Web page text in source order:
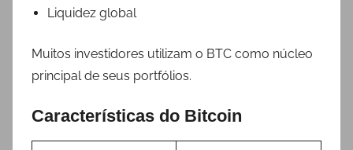
Liquidez global
Muitos investidores utilizam o BTC como núcleo
principal de seus portfólios.
Características do Bitcoin